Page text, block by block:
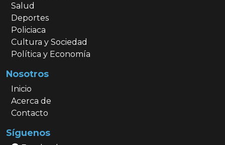
Salud
Deportes
Policiaca
Cultura y Sociedad
Política y Economía
Nosotros
Inicio
Acerca de
Contacto
Síguenos